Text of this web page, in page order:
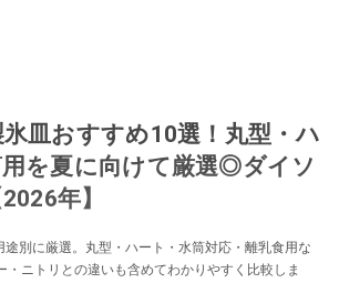
氷皿おすすめ10選！丸型・ハ
を夏に向けて厳選◎ダイソ
年】
途別に厳選。丸型・ハート・水筒対応・離乳食用な
・ニトリとの違いも含めてわかりやすく比較しま